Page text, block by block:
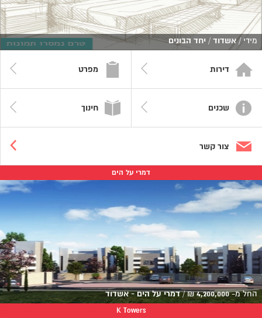
מידי /אשדוד / יחד הבונים
דירות מפרט
שכנים חינוך
צור קשר
דמרי על הים
החל מ-4,200,000
₪
/דמרי על הים - אשדוד
K Towers